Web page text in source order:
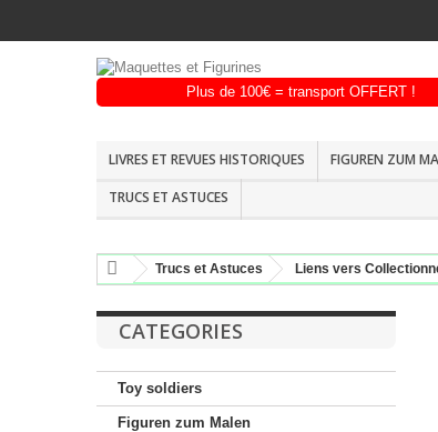
LIVRES ET REVUES HISTORIQUES FIGUREN ZUM
TRUCS ET ASTUCES
Trucs et Astuces Liens vers
CATEGORIES
Toy soldiers
Figuren zum Malen